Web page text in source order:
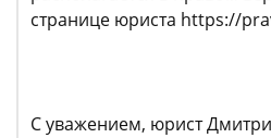
странице юриста https://
С уважением, юрист